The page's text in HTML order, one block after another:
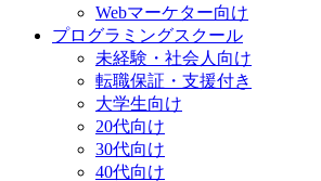
Webマーケター向け
プログラミングスクール
未経験・社会人向け
転職保証・支援付き
大学生向け
20代向け
30代向け
40代向け